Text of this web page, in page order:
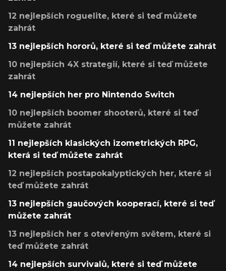
12 nejlepších roguelite, které si teď můžete
zahrát
13 nejlepších hororů, které si teď můžete zahrát
10 nejlepších 4X strategií, které si teď můžete
zahrát
14 nejlepších her pro Nintendo Switch
10 nejlepších boomer shooterů, které si teď
můžete zahrát
11 nejlepších klasických izometrických RPG,
která si teď můžete zahrát
12 nejlepších postapokalyptických her, které si
teď můžete zahrát
13 nejlepších gaučových kooperací, které si teď
můžete zahrát
13 nejlepších her s otevřeným světem, které si
teď můžete zahrát
14 nejlepších survivalů, které si teď můžete